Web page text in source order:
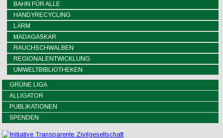
BAHN FÜR ALLE
HANDYRECYCLING
LÄRM
MADAGASKAR
RAUCHSCHWALBEN
REGIONALENTWICKLUNG
UMWELTBIBLIOTHEKEN
GRÜNE LIGA
ALLIGATOR
PUBLIKATIONEN
SPENDEN